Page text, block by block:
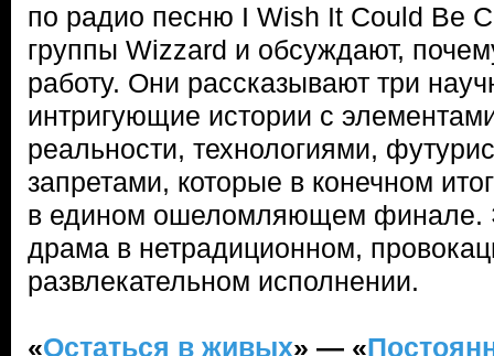
по радио песню I Wish It Could Be
группы Wizzard и обсуждают,
работу. Они рассказывают три
интригующие истории с
реальности, технологиями,
запретами, которые в конечном
в едином ошеломляющем финале.
драма в нетрадиционном,
развлекательном исполнении.
«Остаться в живых» — «